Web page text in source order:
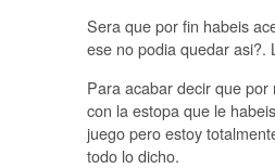
Sera que por fin habeis
ese no podia quedar asi?.
Para acabar decir que
con la estopa que le
juego pero estoy
todo lo dicho.